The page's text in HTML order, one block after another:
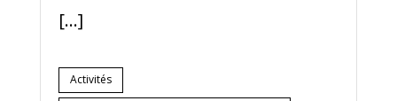
[…]
Activités